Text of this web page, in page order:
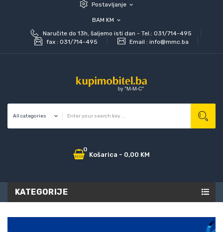
Postavljanje expand_more
BAM KM expand_more
Naručite do 13h, šaljemo isti dan - Tel.: 031/714-495
fax : 031/714-495 Email : info@mmc.ba
Košarica
0
- 0,00 KM
KATEGORIJE